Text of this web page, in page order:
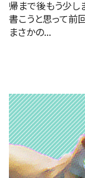
帰まで後もう少し
書こうと思って前
まさかの...